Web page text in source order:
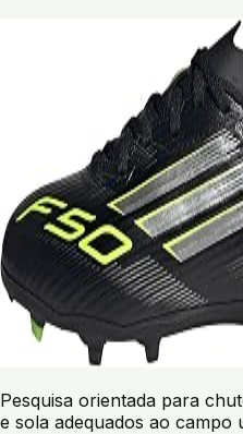
Pesquisa orientada para
e sola adequados ao campo